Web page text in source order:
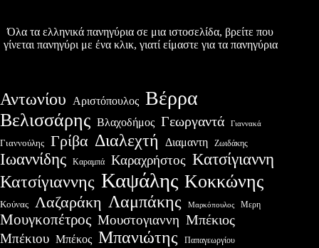
Όλα τα ελληνικά πανηγύρια σε μια ιστοσελίδα, βρείτε που
γίνεται πανηγύρι με ένα κλικ, γιατί είμαστε για τα πανηγύρια
Αντωνίου Αριστόπουλος Βέρρα
Βελισσάρης Βλαχοδήμος Γεωργαντά Γιαννακά
Γιαννούλης Γρίβα Διαλεχτή Διαμαντη Ζωιδάκης
Ιωαννίδης Καραμπά Καραχρήστος Κατσίγιαννη
Κατσίγιαννης Καψάλης Κοκκώνης
Κούνας Λαζαράκη Λαμπάκης Μαρκόπουλος Μερη
Μουγκοπέτρος Μουστογιαννη Μπέκιος
Μπέκιου Μπέκος Μπανιώτης Παπαγεωργίου